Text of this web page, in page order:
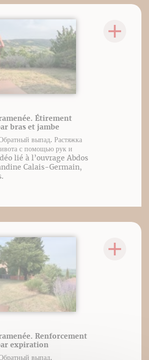
Étirement
bras et jambe
выпад. Растяжка
с помощью рук и
lié à l’ouvrage Abdos
Calais-Germain,
Renforcement
expiration
выпад.